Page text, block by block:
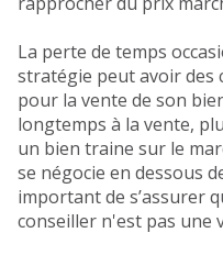
La perte de temps
stratégie peut avoir des
pour la vente de son
longtemps à la vente,
un bien traine sur le
se négocie en dessous
important de s’assurer
conseiller n'est pas une